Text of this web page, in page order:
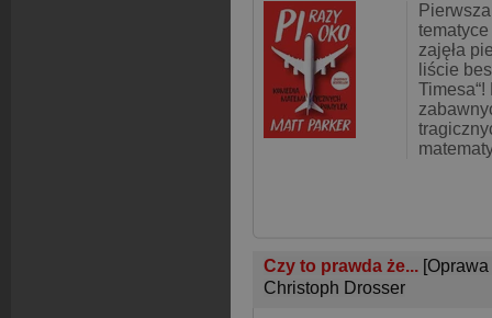
zajęła
liście
Czy to prawda że...
Christoph Drosser